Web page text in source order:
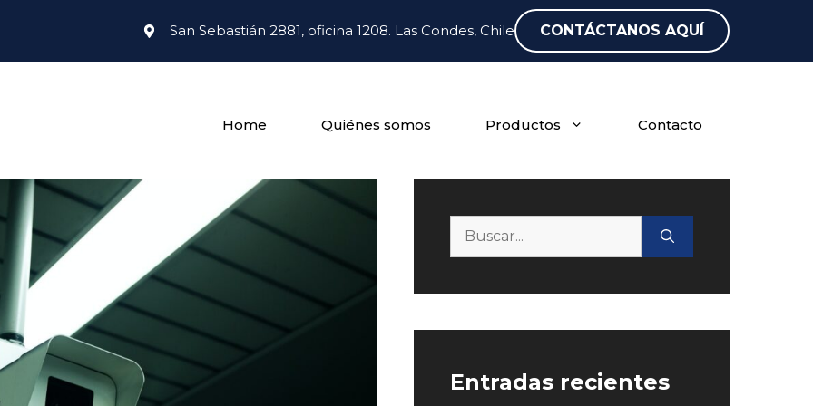
San Sebastián 2881, oficina 1208. Las Condes, Chile CONTÁCTANOS AQUÍ
Home Quiénes somos Productos Contacto
Entradas recientes